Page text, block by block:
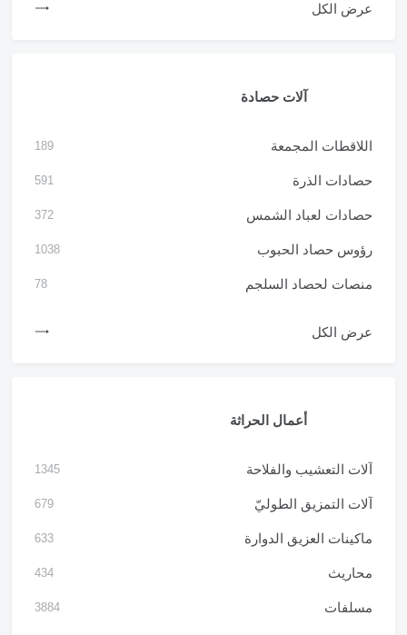
عرض الكل
آلات حصادة
اللاقطات المجمعة 189
حصادات الذرة 591
حصادات لعباد الشمس 372
رؤوس حصاد الحبوب 1038
منصات لحصاد السلجم 78
عرض الكل
أعمال الحراثة
آلات التعشيب والفلاحة 1345
آلات التمزيق الطوليّ 679
ماكينات العزيق الدوارة 633
محاريث 434
مسلفات 3884